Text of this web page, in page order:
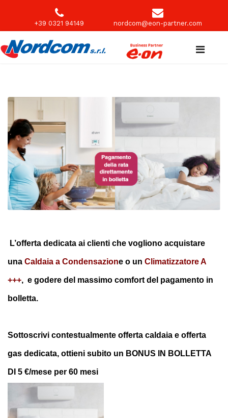
+39 0321 94149 nordcom@eon-partner.com
L’offerta dedicata ai clienti che vogliono acquistare
una Caldaia a Condensazione o un C limatizzatore A
+++, e godere del massimo comfort del pagamento in
bolletta.
Sottoscrivi contestualmente offerta caldaia e offerta
gas dedicata, ottieni subito un BONUS IN BOLLETTA
DI 5 €/mese per 60 mesi